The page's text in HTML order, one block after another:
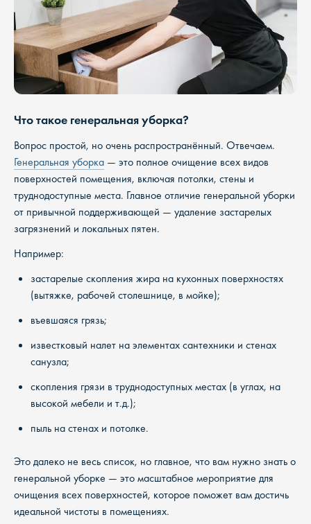
Что такое генеральная уборка?
Вопрос простой, но очень распространённый. Отвечаем.
Генеральная уборка — это полное очищение всех видов
поверхностей помещения, включая потолки, стены и
труднодоступные места. Главное отличие генеральной уборки
от привычной поддерживающей — удаление застарелых
загрязнений и локальных пятен.
Например:
застарелые скопления жира на кухонных поверхностях
(вытяжке, рабочей столешнице, в мойке);
въевшаяся грязь;
известковый налет на элементах сантехники и стенах
санузла;
скопления грязи в труднодоступных местах (в углах, на
высокой мебели и т.д.);
пыль на стенах и потолке.
Это далеко не весь список, но главное, что вам нужно знать о
генеральной уборке — это масштабное мероприятие для
очищения всех поверхностей, которое поможет вам достичь
идеальной чистоты в помещениях.